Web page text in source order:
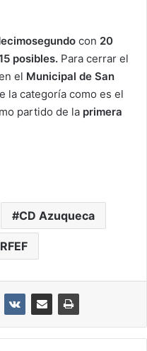
con 20
posibles. Para cerrar el
el Municipal de San
la categoría como es el
partido de la primera
CD Azuqueca